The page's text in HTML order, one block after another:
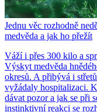
Jednu věc rozhodně
medvěda a jak ho přežít
Váží i přes 300 kilo a
Výskyt medvěda
okresů. A přibývá i
vyžádaly hospitalizaci.
dávat pozor a jak se při
instinktivní reakci se